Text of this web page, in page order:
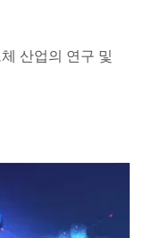
산업의 연구 및